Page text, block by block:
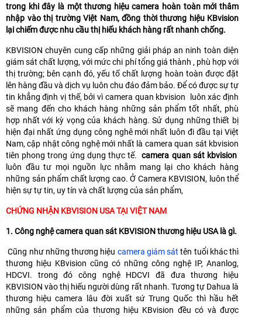
trong khi đây là một thương hiệu camera hoàn toàn mới thâm
nhập vào thị trường Việt Nam, đồng thời thương hiệu KBvision
lại chiếm được nhu cầu thị hiếu khách hàng rất nhanh chống.
KBVISION chuyên cung cấp những giải pháp an ninh toàn diện
giám sát chất lượng, với mức chi phí tổng giá thành , phù hợp với
thị trường; bên cạnh đó, yếu tố chất lượng hoàn toàn được đặt
lên hàng đầu và dịch vụ luôn chu đáo đảm bảo. Để có được sự tự
tin khẳng định vị thế, bởi vì camera quan kbvision luôn xác định
sẽ mang đến cho khách hàng những sản phẩm tốt nhất, phù
hợp nhất với kỳ vọng của khách hàng. Sử dụng những thiết bị
hiện đại nhất ứng dụng công nghê mới nhất luôn đi đầu tại Việt
Nam, cập nhật công nghệ mới nhất là camera quan sát kbvision
tiên phong trong ứng dụng thực tế.camera quan sát kbvision
luôn đầu tư mọi nguồn lực nhằm mang lại cho khách hàng
những sản phẩm chất lượng cao. Ở Camera KBVISION, luôn thể
hiện sự tự tin, uy tín và chất lượng của sản phẩm,
CHỨNG NHẬN KBVISION USA TẠI VIỆT NAM
1. Công nghệ camera quan sát KBVISION thương hiệu USA là gì.
Cũng như những thương hiệu camera giám sát tên tuổi khác thì
thương hiệu KBvision cũng có những công nghệ IP, Ananlog,
HDCVI. trong đó công nghệ HDCVI đã đưa thương hiệu
KBVISION vào thị hiếu người dùng rất nhanh. Tương tự Dahua là
thương hiệu camera lâu đời xuất sứ Trung Quốc thì hầu hết
những sản phẩm của thương hiệu KBvision đều có và được